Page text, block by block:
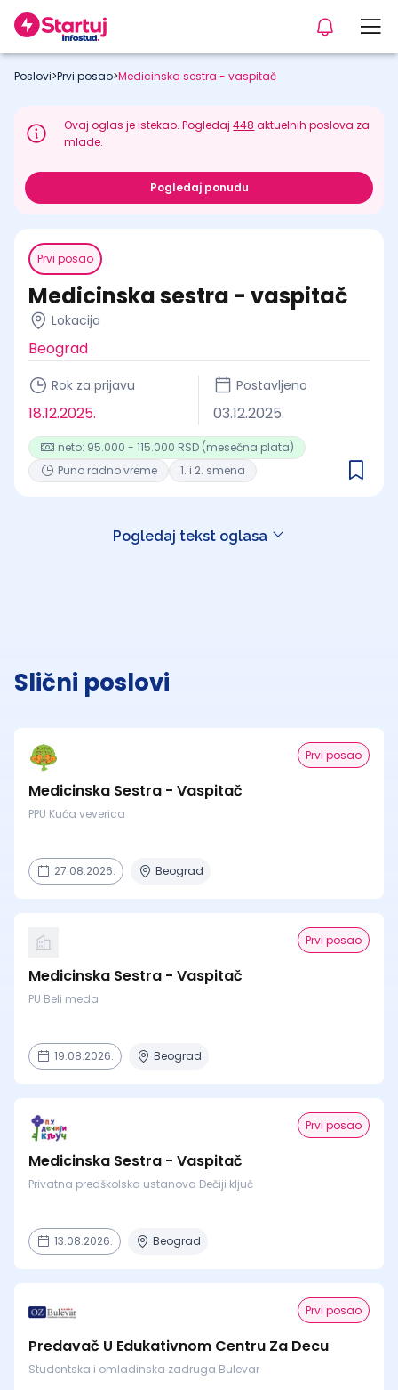
Poslovi>Prvi posao>Medicinska sestra - vaspitač
Ovaj oglas je istekao. Pogledaj448 aktuelnih poslova za
mlade.
Pogledaj ponudu
Prvi posao
Medicinska sestra - vaspitač
Lokacija
Beograd
Rok za prijavu
18.12.2025.
Postavljeno
03.12.2025.
neto: 95.000 - 115.000 RSD (mesečna plata)
Puno radno vreme
1. i 2. smena
Pogledaj tekst oglasa
Slični poslovi
Prvi posao
Medicinska Sestra - Vaspitač
PPU Kuća veverica
27.08.2026. Beograd
Prvi posao
Medicinska Sestra - Vaspitač
PU Beli meda
19.08.2026. Beograd
Prvi posao
Medicinska Sestra - Vaspitač
Privatna predškolska ustanova Dečiji ključ
13.08.2026. Beograd
Prvi posao
Predavač U Edukativnom Centru Za Decu
Studentska i omladinska zadruga Bulevar